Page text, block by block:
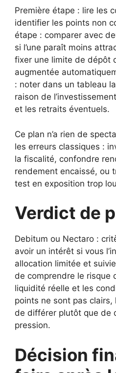
Première étape : lire les
identifier les points non
étape : comparer avec
si l’une paraît moins
fixer une limite de dépôt
augmentée
: noter dans un tableau
raison de
et les retraits éventuels.
Ce plan n’a rien de
les erreurs classiques :
la fiscalité, confondre
rendement encaissé, ou
test en exposition trop
Verdict de
Debitum ou Nectaro :
avoir un intérêt si vous
allocation limitée et
de comprendre le risque
liquidité réelle et les
points ne sont pas
de différer plutôt que de
pression.
Décision